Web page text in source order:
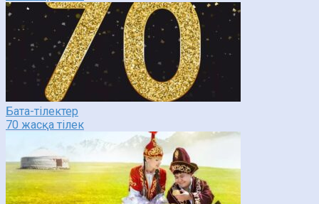
Бата-тілектер
70 жасқа тілек